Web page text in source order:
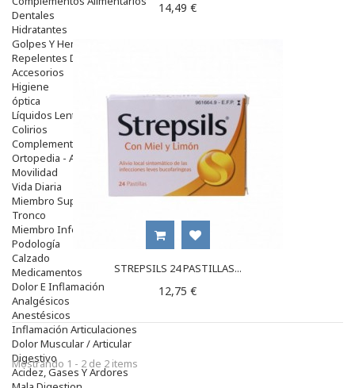
Dentales
Hidratantes
Golpes Y Hematomas
Repelentes De Mosquitos
Accesorios
Higiene
óptica
Líquidos Lentillas
Colirios
Complementos Alimentarios.
Ortopedia - Accesorios
Movilidad
Vida Diaria
Miembro Superior
Tronco
Miembro Inferior
Podología
Calzado
Medicamentos
Dolor E Inflamación
Analgésicos
Anestésicos
Inflamación Articulaciones
Dolor Muscular / Articular
Digestivo
Acidez, Gases Y Ardores
14,49 €
STREPSILS 24 PASTILLAS...
12,75 €
Mostrando 1 - 2 de 2 items